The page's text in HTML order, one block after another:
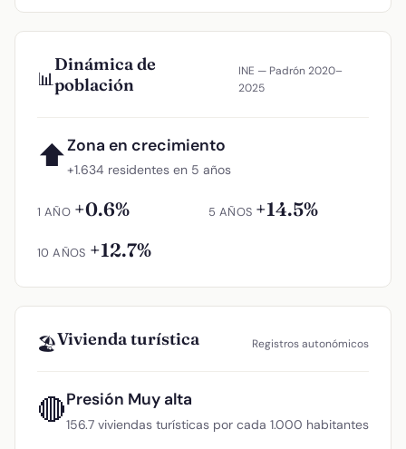
📊
Dinámica de
población
INE — Padrón 2020–
2025
⬆Zona en crecimiento
+1.634 residentes en 5 años
1 AÑO +0.6% 5 AÑOS +14.5%
10 AÑOS +12.7%
🏖️Vivienda turística Registros autonómicos
🔴Presión Muy alta
156.7 viviendas turísticas por cada 1.000 habitantes